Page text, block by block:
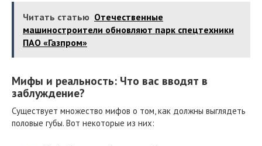
Читать статью Отечественные
машиностроители обновляют парк спецтехники
ПАО «Газпром»
Мифы и реальность: Что вас вводят в
заблуждение?
Существует множество мифов о том, как должны выглядеть
половые губы. Вот некоторые из них: